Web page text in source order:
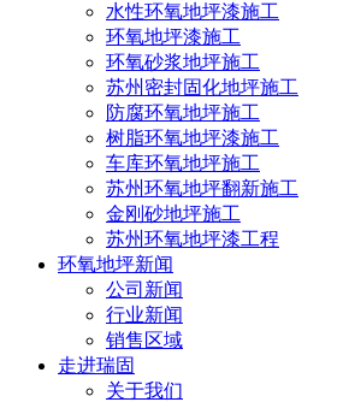
水性环氧地坪漆施工
环氧地坪漆施工
环氧砂浆地坪施工
苏州密封固化地坪施工
防腐环氧地坪施工
树脂环氧地坪漆施工
车库环氧地坪施工
苏州环氧地坪翻新施工
金刚砂地坪施工
苏州环氧地坪漆工程
环氧地坪新闻
公司新闻
行业新闻
销售区域
走进瑞固
关于我们
点击查看：密封固化地坪